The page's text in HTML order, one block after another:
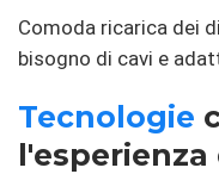
Comoda ricarica dei
bisogno di cavi e
Tecnologie